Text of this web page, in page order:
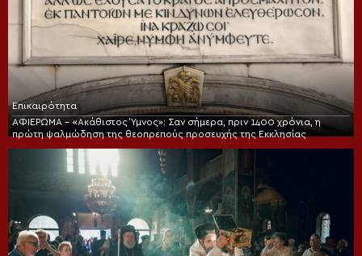
Επικαιρότητα
ΑΦΙΕΡΩΜΑ – «Ακάθιστος Ύμνος»: Σαν σήμερα, πριν 1400 χρόνια, η
πρώτη ψαλμώδηση της θεοπρεπούς προσευχής της Εκκλησίας